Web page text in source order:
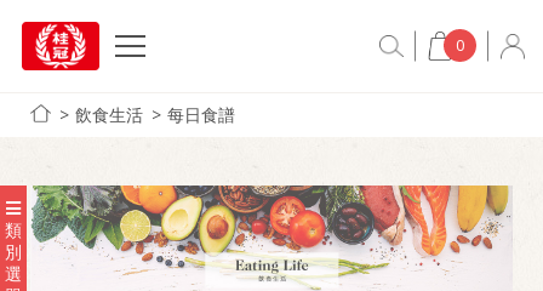
0
飲食生活 每日食譜
類
別
選